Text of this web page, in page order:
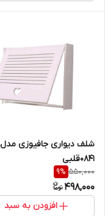
شلف دیواری جافیوزی مدل
0841قلبی
550,000
9%
498,000
افزودن به سبد